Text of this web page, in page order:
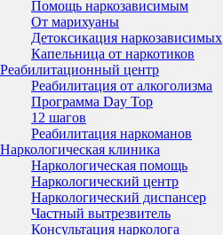
Помощь наркозависимым
От марихуаны
Детоксикация наркозависимых
Капельница от наркотиков
Реабилитационный центр
Реабилитация от алкоголизма
Программа Day Top
12 шагов
Реабилитация наркоманов
Наркологическая клиника
Наркологическая помощь
Наркологический центр
Наркологический диспансер
Частный вытрезвитель
Консультация нарколога